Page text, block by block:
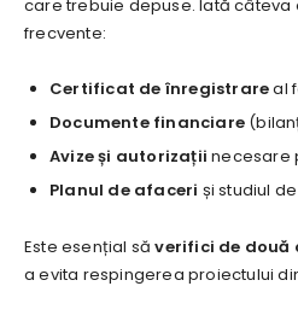
care trebuie depuse. Iată
frecvente:
Certificat de înregistrareal
Documente financiare
Avize și autorizații necesare
Planul de afaceri și studiul
Este esențial săverifici de
a evita respingerea proiectului